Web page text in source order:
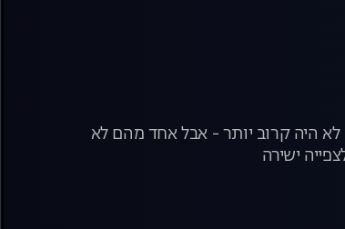
לא היה קרוב יותר - אבל אחד מהם לא
ישירה